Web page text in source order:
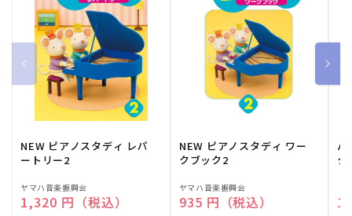
NEW ピアノスタディ レパ
ートリー2
販
売
ヤマハ音楽振興会
通常価格
1,320 円（税込）
NEW ピアノスタディ ワー
クブック2
販
売
ヤマハ音楽振興会
通常価格
935 円（税込）
バ
ク
売